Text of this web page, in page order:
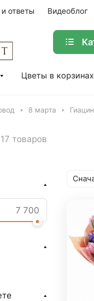
ответы Видеоблог
Цветы в корзинах
8 марта
17 товаров